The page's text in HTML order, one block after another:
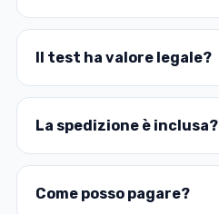
Il test ha valore legale?
La spedizione è inclusa?
Come posso pagare?